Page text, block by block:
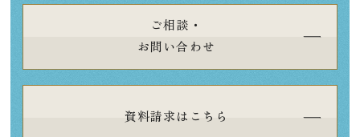
ご相談・
お問い合わせ
資料請求はこちら